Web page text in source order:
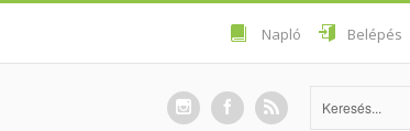
Napló Belépés